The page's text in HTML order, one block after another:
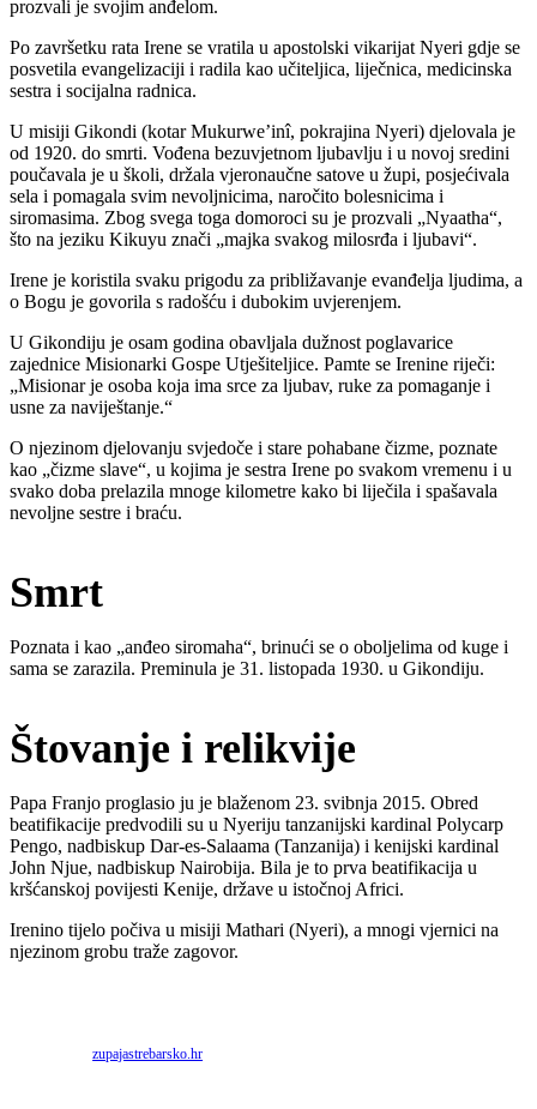
prozvali je svojim anđelom.
Po završetku rata Irene se vratila u apostolski vikarijat Nyeri gdje se
posvetila evangelizaciji i radila kao učiteljica, liječnica, medicinska
sestra i socijalna radnica.
U misiji Gikondi (kotar Mukurwe’inî, pokrajina Nyeri) djelovala je
od 1920. do smrti. Vođena bezuvjetnom ljubavlju i u novoj sredini
poučavala je u školi, držala vjeronaučne satove u župi, posjećivala
sela i pomagala svim nevoljnicima, naročito bolesnicima i
siromasima. Zbog svega toga domoroci su je prozvali „Nyaatha“,
što na jeziku Kikuyu znači „majka svakog milosrđa i ljubavi“.
Irene je koristila svaku prigodu za približavanje evanđelja ljudima, a
o Bogu je govorila s radošću i dubokim uvjerenjem.
U Gikondiju je osam godina obavljala dužnost poglavarice
zajednice Misionarki Gospe Utješiteljice. Pamte se Irenine riječi:
„Misionar je osoba koja ima srce za ljubav, ruke za pomaganje i
usne za naviještanje.“
O njezinom djelovanju svjedoče i stare pohabane čizme, poznate
kao „čizme slave“, u kojima je sestra Irene po svakom vremenu i u
svako doba prelazila mnoge kilometre kako bi liječila i spašavala
nevoljne sestre i braću.
Smrt
Poznata i kao „anđeo siromaha“, brinući se o oboljelima od kuge i
sama se zarazila. Preminula je 31. listopada 1930. u Gikondiju.
Štovanje i relikvije
Papa Franjo proglasio ju je blaženom 23. svibnja 2015. Obred
beatifikacije predvodili su u Nyeriju tanzanijski kardinal Polycarp
Pengo, nadbiskup Dar-es-Salaama (Tanzanija) i kenijski kardinal
John Njue, nadbiskup Nairobija. Bila je to prva beatifikacija u
kršćanskoj povijesti Kenije, države u istočnoj Africi.
Irenino tijelo počiva u misiji Mathari (Nyeri), a mnogi vjernici na
njezinom grobu traže zagovor.
Izvor:zupajastrebarsko.hr